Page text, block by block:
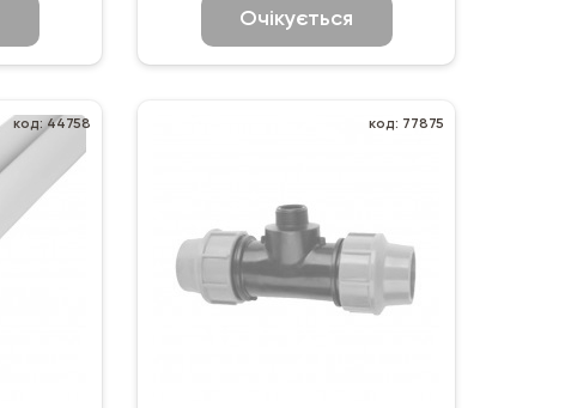
Очікується
код: 44758 код: 77875